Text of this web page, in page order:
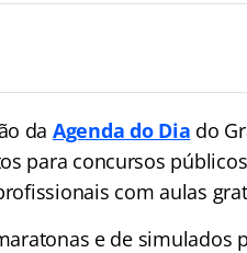
da Agenda do Dia do
para concursos
com aulas
e de simulados